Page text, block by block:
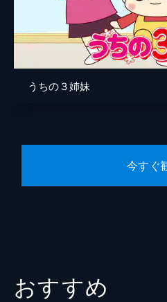
うちの３姉妹
今すぐ
おすすめ